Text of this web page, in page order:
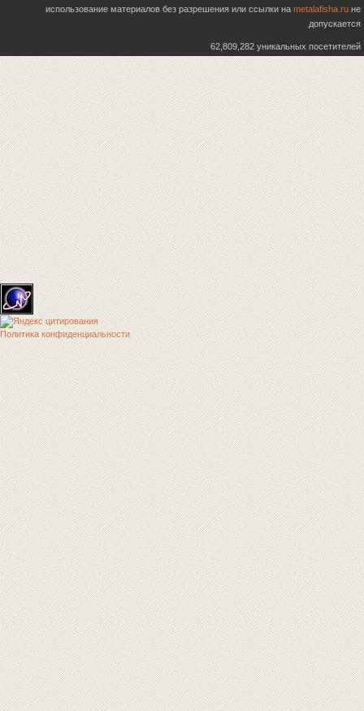
использование материалов без разрешения или ссылки на metalafisha.ru не
допускается
62,809,282 уникальных посетителей
Политика конфиденциальности